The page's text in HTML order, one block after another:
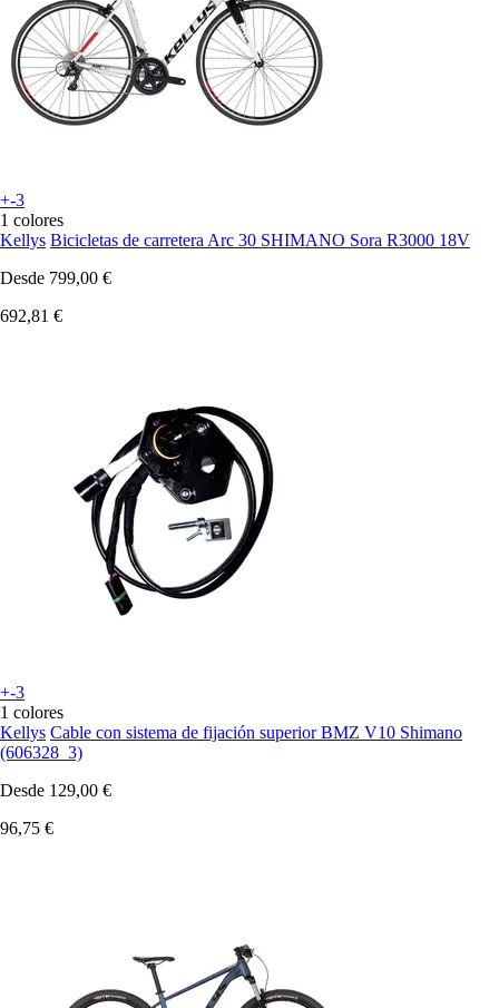
+-3
1 colores
Kellys Bicicletas de carretera Arc 30 SHIMANO Sora R3000 18V
Desde 799,00 €
692,81 €
+-3
1 colores
Kellys Cable con sistema de fijación superior BMZ V10 Shimano
(606328_3)
Desde 129,00 €
96,75 €